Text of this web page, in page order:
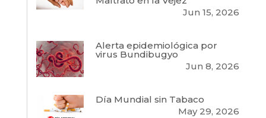
Jun 15, 2026
Alerta epidemiológica por
virus Bundibugyo
Jun 8, 2026
Día Mundial sin Tabaco
May 29, 2026